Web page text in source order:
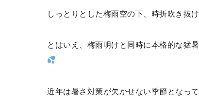
しっとりとした梅雨空の下、時折吹き抜
とはいえ、梅雨明けと同時に本格的な猛
近年は暑さ対策が欠かせない季節となっ